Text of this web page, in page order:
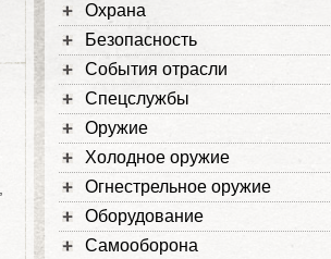
Охрана
Безопасность
События отрасли
Спецслужбы
Оружие
Холодное оружие
Огнестрельное оружие
Оборудование
Самооборона